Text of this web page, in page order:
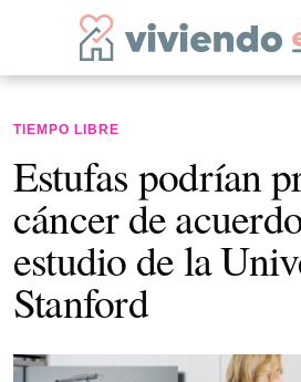
TIEMPO LIBRE
Estufas podrían
cáncer de
estudio de la
Stanford